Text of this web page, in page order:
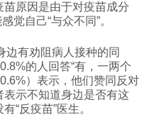
原因是由于对疫苗成分
觉自己“与众不同”。
边有劝阻病人接种的同
的人回答“有，一两个
）表示，他们赞同反对
示不知道身边是否有这
“反疫苗”医生。